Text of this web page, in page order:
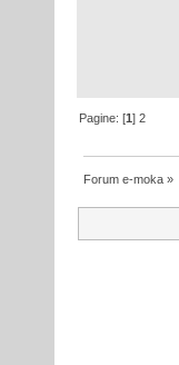
Pagine: [1]2
Forum e-moka »